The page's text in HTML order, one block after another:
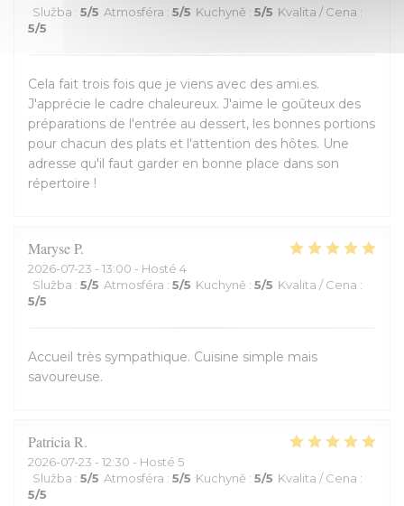
Služba : 5/5 Atmosféra : 5/5 Kuchyně : 5/5 Kvalita / Cena :
5/5
Cela fait trois fois que je viens avec des ami.es.
J'apprécie le cadre chaleureux. J'aime le goûteux des
préparations de l'entrée au dessert, les bonnes portions
pour chacun des plats et l'attention des hôtes. Une
adresse qu'il faut garder en bonne place dans son
répertoire !
MaryseP
2026-07-23 - 13:00 - Hosté 4
Služba : 5/5 Atmosféra : 5/5 Kuchyně : 5/5 Kvalita / Cena :
5/5
Accueil très sympathique. Cuisine simple mais
savoureuse.
Patricia R
2026-07-23 - 12:30 - Hosté 5
Služba : 5/5 Atmosféra : 5/5 Kuchyně : 5/5 Kvalita / Cena :
5/5